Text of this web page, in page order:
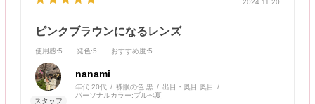
2024.11.20
ピンクブラウンになるレンズ
使用感:5 発色:5 おすすめ度:5
nanami
年代:20代 裸眼の色:黒 出目・奥目:奥目
パーソナルカラー:ブルべ夏